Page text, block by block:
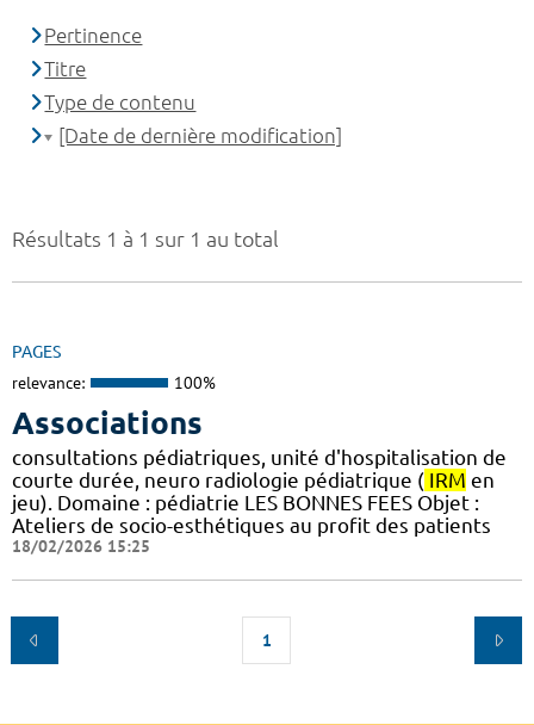
Résultats 1 à 1 sur 1 au total
PAGES
relevance: 100%
Associations
consultations pédiatriques, unité d'hospitalisation de
courte durée, neuro radiologie pédiatrique ( IRM en
jeu). Domaine : pédiatrie LES BONNES FEES Objet :
Ateliers de socio-esthétiques au profit des patients
18/02/2026 15:25
1
Pertinence
Titre
Type de contenu
[Date de dernière modification]